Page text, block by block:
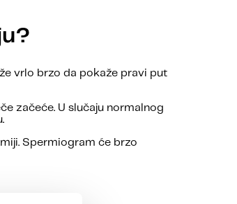
vrlo brzo da pokaže pravi put
začeće. U slučaju normalnog
Spermiogram će brzo